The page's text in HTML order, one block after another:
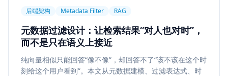
后端架构 Metadata Filter RAG
元数据过滤设计：让检索结果“对人也对时”，
而不是只在语义上接近
纯向量相似只能回答“像不像”，却回答不了“该不该在这个时
刻给这个用户看到”。本文从元数据建模、过滤表达式、时